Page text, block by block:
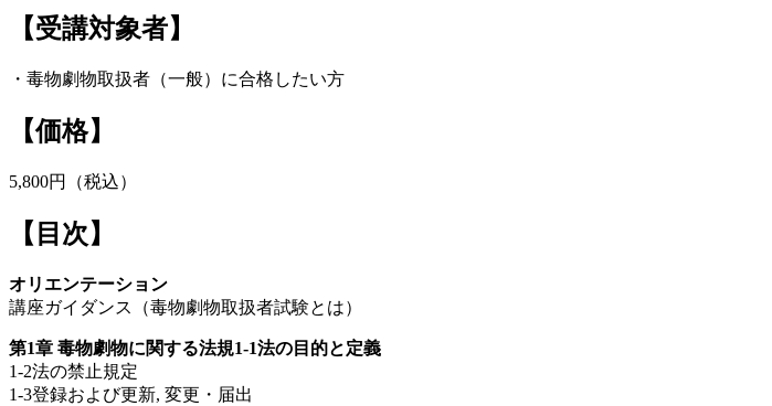
【受講対象者】
・毒物劇物取扱者（一般）に合格したい方
【価格】
5,800円（税込）
【目次】
オリエンテーション
講座ガイダンス（毒物劇物取扱者試験とは）
第1章 毒物劇物に関する法規1-1法の目的と定義
1-2法の禁止規定
1-3登録および更新, 変更・届出